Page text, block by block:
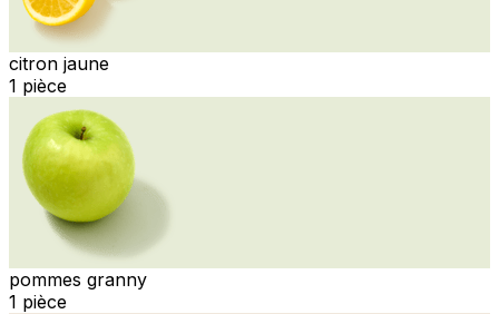
citron jaune
1 pièce
pommes granny
1 pièce